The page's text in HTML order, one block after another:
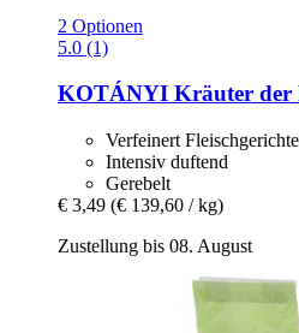
2 Optionen
5.0 (1)
KOTÁNYI Kräuter der
Verfeinert
Intensiv duftend
Gerebelt
€ 3,49 (€ 139,60 / kg)
Zustellung bis 08. August